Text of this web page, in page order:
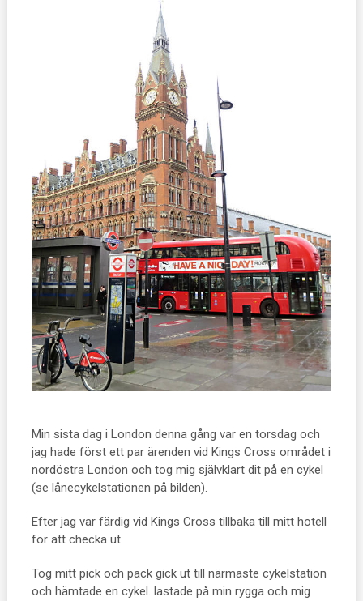
Min sista dag i London denna gång var en torsdag och
jag hade först ett par ärenden vid Kings Cross området i
nordöstra London och tog mig självklart dit på en cykel
(se lånecykelstationen på bilden).
Efter jag var färdig vid Kings Cross tillbaka till mitt hotell
för att checka ut.
Tog mitt pick och pack gick ut till närmaste cykelstation
och hämtade en cykel. lastade på min rygga och mig